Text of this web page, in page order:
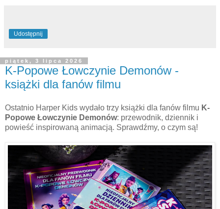
Udostępnij
piątek, 3 lipca 2026
K-Popowe Łowczynie Demonów -
książki dla fanów filmu
Ostatnio Harper Kids wydało trzy książki dla fanów filmu K-
Popowe Łowczynie Demonów: przewodnik, dziennik i
powieść inspirowaną animacją. Sprawdźmy, o czym są!